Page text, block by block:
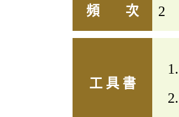
頻 次 2
工 具 書